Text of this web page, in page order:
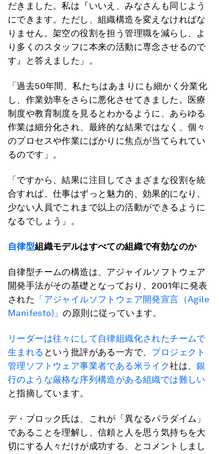
だきました。私は『いいえ、みなさんも同じよう
にできます。ただし、組織構造を変えなければな
りません。架空の役割を担う管理職を減らし、よ
り多くのスタッフに本来の活動に専念させるので
す』と答えました」。
「過去50年間、私たちはあまりにも細かく分業化
し、作業効率をさらに悪化させてきました。医療
制度や教育制度を見るとわかるように、あらゆる
作業は細分化され、最終的な結果ではなく、個々
のプロセスや作業にばかりに焦点が当てられてい
るのです」。
「ですから、結果に注目してさまざまな役割を統
合すれば、仕事はずっと魅力的、効果的になり、
少ない人員でこれまで以上の活動ができるように
なるでしょう」。
自律型組織モデルはすべての組織で有効なのか
自律型チームの構造は、アジャイルソフトウェア
開発手法がその基礎となっており、2001年に発表
された 「アジャイルソフトウェア開発宣言（Agile
Manifesto)」の原則に従っています。
リーダーは往々にして自律組織化されたチームで
生まれる という批評がある一方で、 プロジェクト
管理ソフトウェア事業者である米ライク社は、銀
行のような厳格な序列構造がある組織では難しい
と指摘しています。
デ・ブロック氏は、これが「異なるパラダイム」
であることを理解し、信頼と人を思う気持ちを大
切にする人々だけが成功する、とコメントしまし